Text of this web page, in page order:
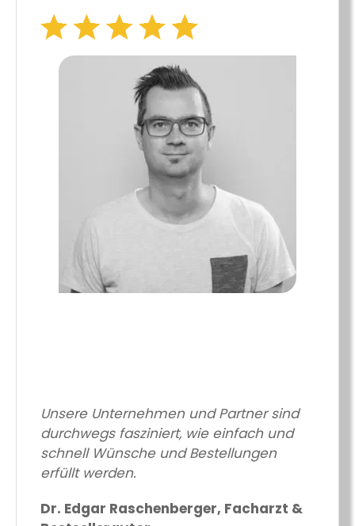
Unsere Unternehmen und Partner sind
durchwegs fasziniert, wie einfach und
schnell Wünsche und Bestellungen
erfüllt werden.
Dr. Edgar Raschenberger, Facharzt &